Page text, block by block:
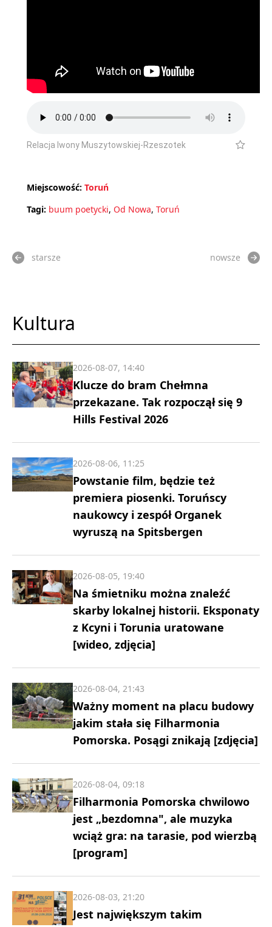
Relacja Iwony Muszytowskiej-Rzeszotek
Miejscowość: Toruń
Tagi: buum poetycki, Od Nowa, Toruń
starsze nowsze
Kultura
Klucze do bram Chełmna
przekazane. Tak rozpoczął się 9
Hills Festival 2026
2026-08-07, 14:40
Powstanie film, będzie też
premiera piosenki. Toruńscy
naukowcy i zespół Organek
wyruszą na Spitsbergen
2026-08-06, 11:25
Na śmietniku można znaleźć
skarby lokalnej historii. Eksponaty
z Kcyni i Torunia uratowane
[wideo, zdjęcia]
2026-08-05, 19:40
Ważny moment na placu budowy
jakim stała się Filharmonia
Pomorska. Posągi znikają [zdjęcia]
2026-08-04, 21:43
Filharmonia Pomorska chwilowo
jest „bezdomna", ale muzyka
wciąż gra: na tarasie, pod wierzbą
[program]
2026-08-04, 09:18
Jest największym takim
2026-08-03, 21:20